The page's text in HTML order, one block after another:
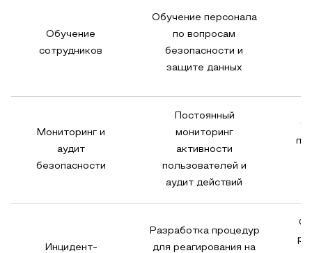
Обучение
сотрудников
Обучение персонала
по вопросам
безопасности и
защите данных
Мониторинг и
аудит
безопасности
Постоянный
мониторинг
активности
пользователей и
аудит действий
Инцидент-
Разработка процедур
для реагирования на